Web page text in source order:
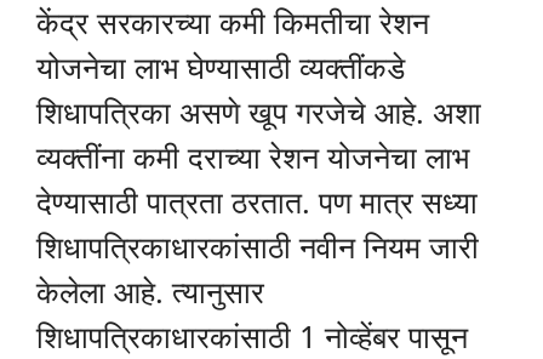
केंद्र सरकारच्या कमी किमतीचा रेशन
योजनेचा लाभ घेण्यासाठी व्यक्तींकडे
शिधापत्रिका असणे खूप गरजेचे आहे. अशा
व्यक्तींना कमी दराच्या रेशन योजनेचा लाभ
देण्यासाठी पात्रता ठरतात. पण मात्र सध्या
शिधापत्रिकाधारकांसाठी नवीन नियम जारी
केलेला आहे. त्यानुसार
शिधापत्रिकाधारकांसाठी 1 नोव्हेंबर पासून